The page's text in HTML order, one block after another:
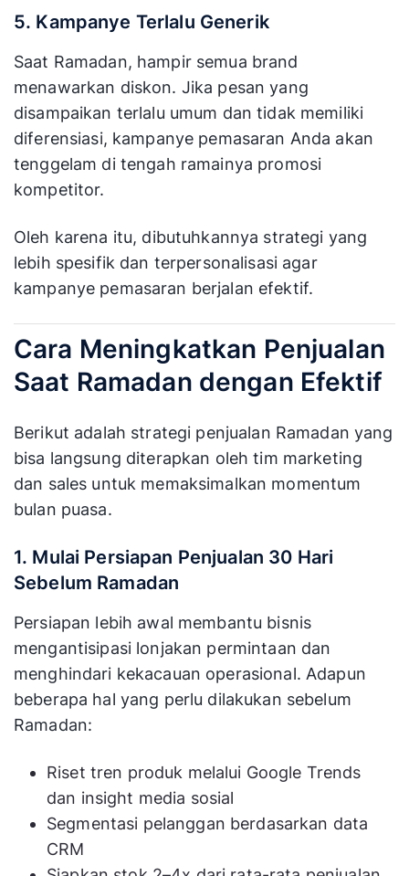
5. Kampanye Terlalu Generik
Saat Ramadan, hampir semua brand
menawarkan diskon. Jika pesan yang
disampaikan terlalu umum dan tidak memiliki
diferensiasi, kampanye pemasaran Anda akan
tenggelam di tengah ramainya promosi
kompetitor.
Oleh karena itu, dibutuhkannya strategi yang
lebih spesifik dan terpersonalisasi agar
kampanye pemasaran berjalan efektif.
Cara Meningkatkan Penjualan
Saat Ramadan dengan Efektif
Berikut adalah strategi penjualan Ramadan yang
bisa langsung diterapkan oleh tim marketing
dan sales untuk memaksimalkan momentum
bulan puasa.
1. Mulai Persiapan Penjualan 30 Hari
Sebelum Ramadan
Persiapan lebih awal membantu bisnis
mengantisipasi lonjakan permintaan dan
menghindari kekacauan operasional. Adapun
beberapa hal yang perlu dilakukan sebelum
Ramadan:
Riset tren produk melalui Google Trends
dan insight media sosial
Segmentasi pelanggan berdasarkan data
CRM